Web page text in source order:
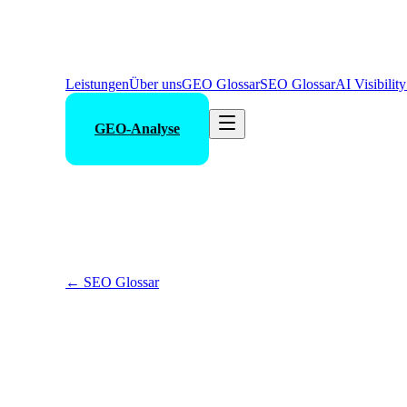
LeistungenÜber unsGEO GlossarSEO GlossarAI
GEO-Analyse
← SEO Glossar